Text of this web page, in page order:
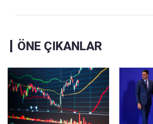
ÖNE ÇIKANLAR